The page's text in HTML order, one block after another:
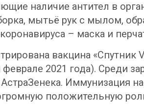
наличие антител в
мытьё рук с мылом,
– маска и
вакцина
2021 года). Среди
Иммунизация
положительную